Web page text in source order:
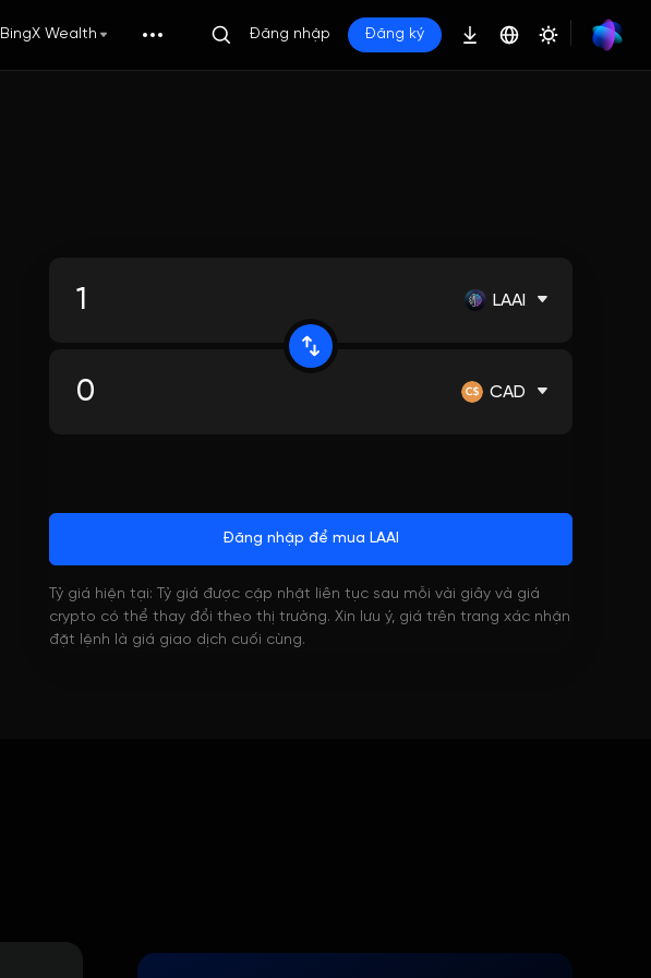
BingX Wealth Đăng nhập Đăng ký
LAAI
CAD
Đăng nhập để mua LAAI
Tỷ giá hiện tại: Tỷ giá được cập nhật liên tục sau mỗi vài giây và giá
crypto có thể thay đổi theo thị trường. Xin lưu ý, giá trên trang xác nhận
đặt lệnh là giá giao dịch cuối cùng.